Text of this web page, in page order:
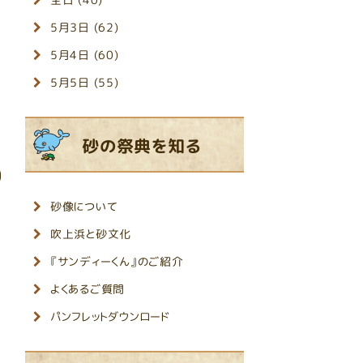
5月3日 (62)
5月4日 (60)
5月5日 (55)
砂の祭典を知る
砂像について
吹上浜と砂文化
『サンディーくん』のご紹介
よくあるご質問
パンフレットダウンロード